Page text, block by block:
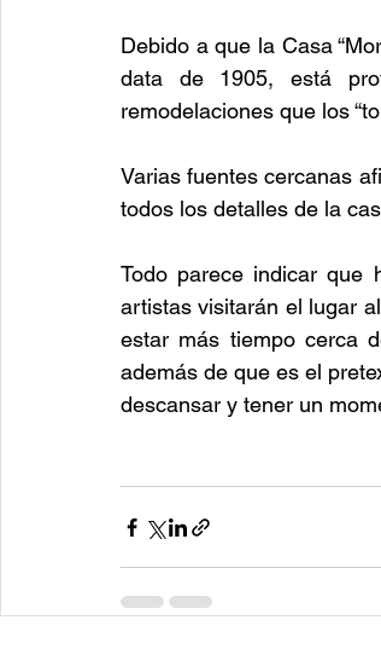
Debido a que la Casa
data de 1905, está
remodelaciones que los
Varias fuentes cercanas
todos los detalles de la
Todo parece indicar que
artistas visitarán el lugar
estar más tiempo cerca
además de que es el
descansar y tener un